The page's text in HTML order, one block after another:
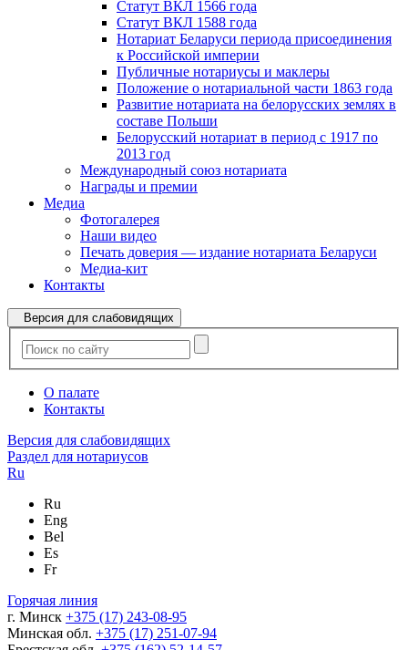
Статут ВКЛ 1566 года
Статут ВКЛ 1588 года
Нотариат Беларуси периода присоединения
к Российской империи
Публичные нотариусы и маклеры
Положение о нотариальной части 1863 года
Развитие нотариата на белорусских землях в
составе Польши
Белорусский нотариат в период с 1917 по
2013 год
Международный союз нотариата
Награды и премии
Медиа
Фотогалерея
Наши видео
Печать доверия — издание нотариата Беларуси
Медиа-кит
Контакты
Версия для слабовидящих
О палате
Контакты
Версия для слабовидящих
Раздел для нотариусов
Ru
Ru
Eng
Bel
Es
Fr
Горячая линия
г. Минск +375 (17) 243-08-95
Минская обл. +375 (17) 251-07-94